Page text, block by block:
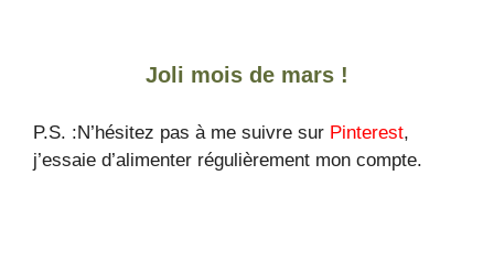
Joli mois de mars !
P.S. :N’hésitez pas à me suivre sur Pinterest,
j’essaie d’alimenter régulièrement mon compte.